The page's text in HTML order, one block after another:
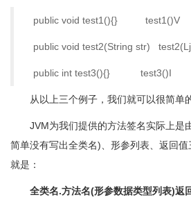
public void test1(){} test1()V
public void test2(String str)
public int test3(){} test3()I
从以上三个例子，我们就可以很简单
JVM为我们提供的方法签名实际上是
简单没有写出全类名)、形参列表、返回
就是：
全类名.方法名(形参数据类型列表)返